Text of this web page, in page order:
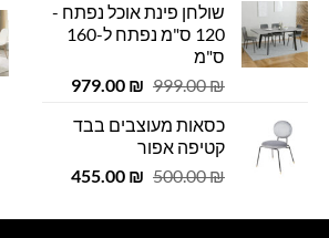
שולחן פינת אוכל נפתח -
120 ס"מ נפתח ל-160
ס"מ
999.00₪
המחיר
היה:
999.00 ₪.
979.00 ₪
המחיר
כסאות מעוצבים בבד
קטיפה אפור
500.00₪
המחיר
היה:
455.00 ₪
המחיר
הוא: